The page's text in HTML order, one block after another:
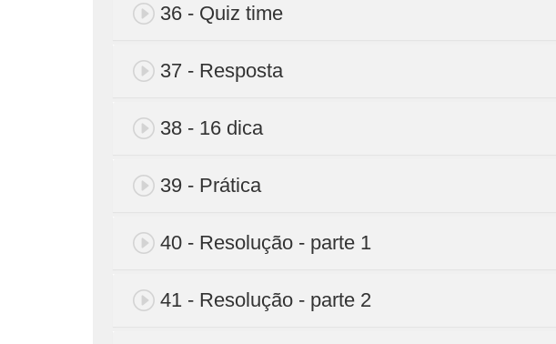
36 - Quiz time
37 - Resposta
38 - 16 dica
39 - Prática
40 - Resolução - parte 1
41 - Resolução - parte 2